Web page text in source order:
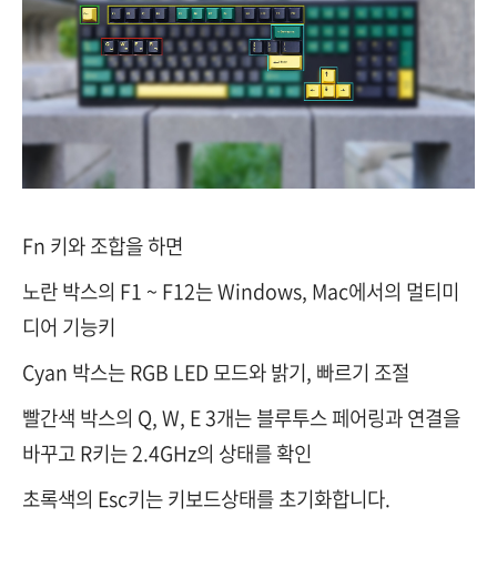
Fn 키와 조합을 하면
노란 박스의 F1 ~ F12는 Windows, Mac에서의 멀티미
디어 기능키
Cyan 박스는 RGB LED 모드와 밝기, 빠르기 조절
빨간색 박스의 Q, W, E 3개는 블루투스 페어링과 연결을
바꾸고 R키는 2.4GHz의 상태를 확인
초록색의 Esc키는 키보드상태를 초기화합니다.